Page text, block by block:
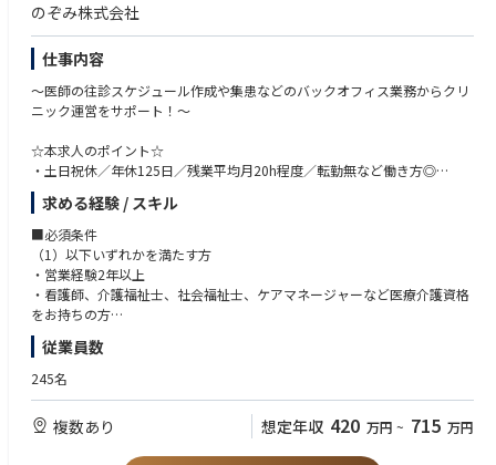
▼ 期待する成果
・ 短期：承継支援先の経営改善・収益性向上
・ 中期:支援先医院間のオペレーション標準化、業績の底上げ
・ 長期：複数医院の支援を統括する右腕として、承継支援事業全体をリー
ド
▼ 歓迎条件
・ 歯科医療法人のM&A・事業承継・PMIの経験
・ 医療経営士／社会保険労務士／税理士／中小企業診断士等の関連資格
・ 大手歯科医療法人での統括事務長・エリアマネージャー経験
・ スタッフ100名以上の組織マネジメント経験
・ 歯科業界の保険算定・レセプト業務の深い知見
・ 歯科ディーラー・医療機器メーカーでの法人営業・経営支援経験
のぞみ株式会社
仕事内容
～医師の往診スケジュール作成や集患などのバックオフィス業務からクリ
ニック運営をサポート！～
☆本求人のポイント☆
・土日祝休／年休125日／残業平均月20h程度／転勤無など働き方◎
ワークライフバランスを確保した上で社会貢献度高い仕事に携われます！
・社員の8割は未経験からの挑戦で、20～30代が働きやすい環境です
研修などのフォロー体制も充実◎
基本複数名体制で、困った時はメンバーに相談ができます
・人をサポートすることが好きな方が活躍できる職場です！
当社が提携している訪問診療クリニックの運営を多方面からサポートして
いただきます！
クリニックの医師が診療行為に集中できるよう、さまざまな支援を行って
いただく社会貢献性の高いポジションです。
一日のスケジュールなどもご自身で決め、裁量をもって病院のサポートが
求める経験 / スキル
■必須条件
（1）以下いずれかを満たす方
・営業経験2年以上
・看護師、介護福祉士、社会福祉士、ケアマネージャーなど医療介護資格
をお持ちの方
（2）普通自動車免許をお持ちの方（通勤や移動で、社用車を使用してい
ただきます）
■歓迎条件
・医療業界に関わる経験のある方
従業員数
245名
複数あり 想定年収 420 万円 ~ 715 万円